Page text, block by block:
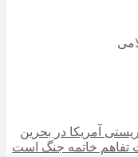
آمریکا در بحرین
تفاهم خاتمه جنگ است